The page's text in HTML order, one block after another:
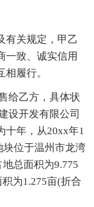
有关规定，甲乙
一致、诚实信用
履行。
给乙方，具体状
设开发有限公司
十年，从20xx年1
块位于温州市龙湾
总面积为9.775
为1.275亩(折合